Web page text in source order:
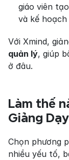
giáo viên
và kế
Với Xmind,
quản lý, giúp
ở đâu.
Làm thế
Giảng
Chọn phương
nhiều yếu tố,